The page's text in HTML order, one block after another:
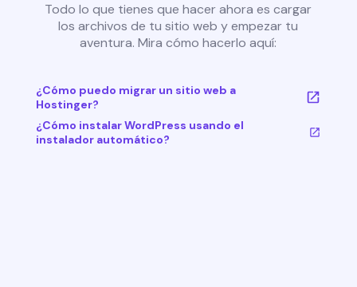
Todo lo que tienes que hacer ahora es cargar
los archivos de tu sitio web y empezar tu
aventura. Mira cómo hacerlo aquí:
¿Cómo puedo migrar un sitio web a
Hostinger?
¿Cómo instalar WordPress usando el
instalador automático?